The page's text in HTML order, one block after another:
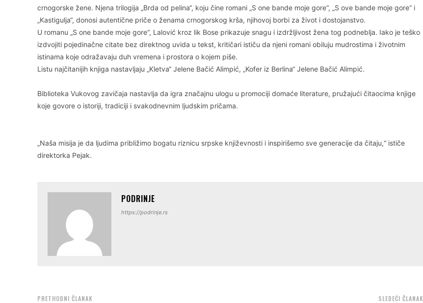
crnogorske žene. Njena trilogija „Brda od pelina“, koju čine romani „S one bande moje gore“, „S ove bande moje gore“ i
„Kastigulja“, donosi autentične priče o ženama crnogorskog krša, njihovoj borbi za život i dostojanstvo.
U romanu „S one bande moje gore“, Lalović kroz lik Bose prikazuje snagu i izdržljivost žena tog podneblja. Iako je teško
izdvojiti pojedinačne citate bez direktnog uvida u tekst, kritičari ističu da njeni romani obiluju mudrostima i životnim
istinama koje odražavaju duh vremena i prostora o kojem piše.
Listu najčitanijih knjiga nastavljaju „Kletva“ Jelene Bačić Alimpić, „Kofer iz Berlina“ Jelene Bačić Alimpić.
Biblioteka Vukovog zavičaja nastavlja da igra značajnu ulogu u promociji domaće literature, pružajući čitaocima knjige
koje govore o istoriji, tradiciji i svakodnevnim ljudskim pričama.
„Naša misija je da ljudima približimo bogatu riznicu srpske književnosti i inspirišemo sve generacije da čitaju,“ ističe
direktorka Pejak.
PODRINJE
https://podrinje.rs
PRETHODNI ČLANAK SLEDEĆI ČLANAK